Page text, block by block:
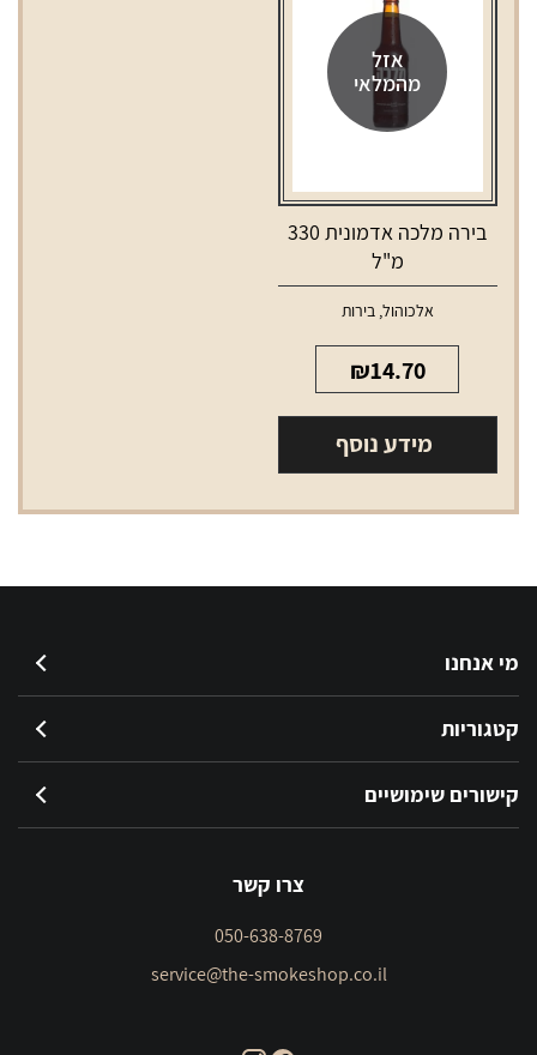
אזל
מהמלאי
בירה מלכה אדמונית 330
מ"ל
אלכוהול,בירות
₪14.70
מידע נוסף
מי אנחנו
קטגוריות
קישורים שימושיים
צרו קשר
050-638-8769
service@the-smokeshop.co.il